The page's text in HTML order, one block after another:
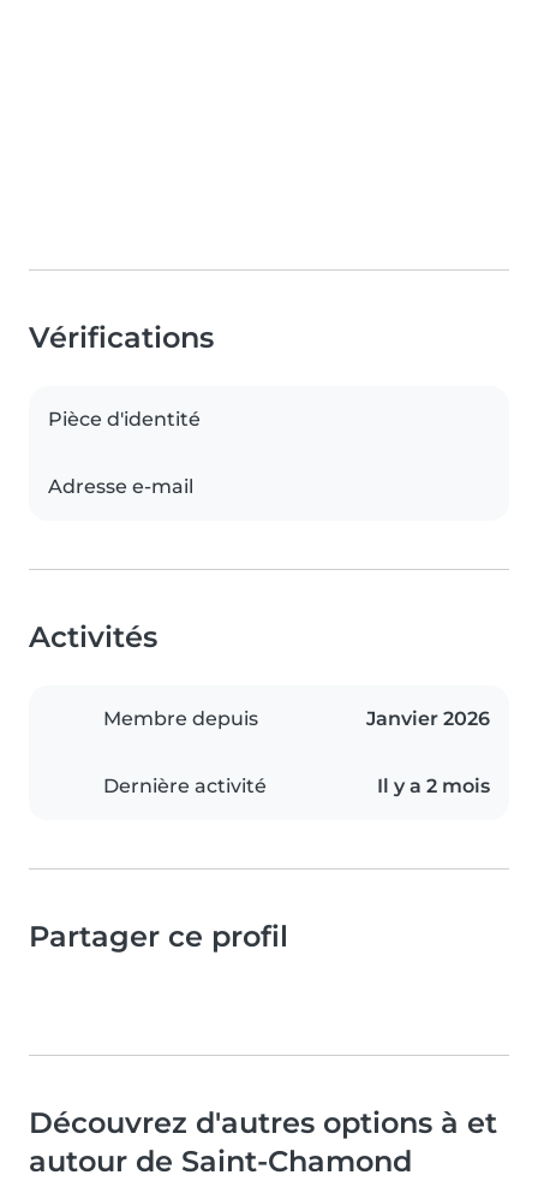
Vérifications
Pièce d'identité
Adresse e-mail
Activités
Membre depuis Janvier 2026
Dernière activité Il y a 2 mois
Partager ce profil
Découvrez d'autres options à et
autour de Saint-Chamond